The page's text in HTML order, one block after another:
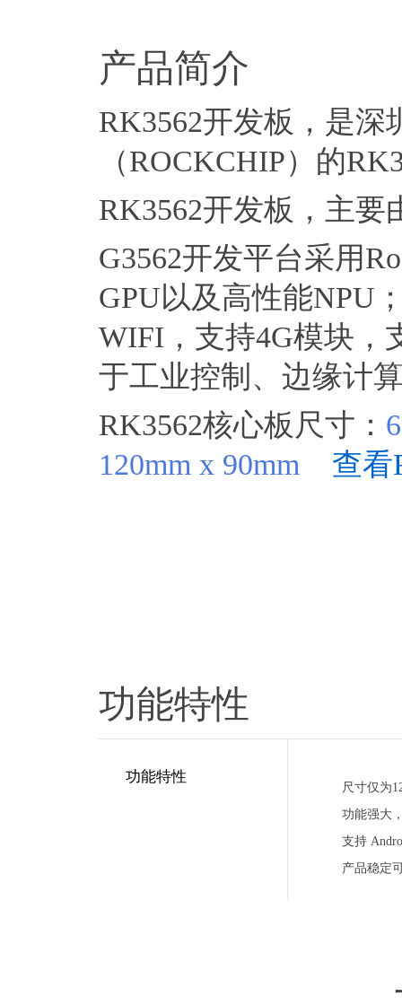
产品简介
RK3562开发板，是
（ROCKCHIP）的
RK3562开发板，主要
G3562开发平台采用
GPU以及高性能NPU
WIFI，支持4G模块，
于工业控制、边缘计
RK3562核心板尺寸：
120mm x 90mm
查看
功能特性
功能特性
尺寸仅为
功能强大
支持
产品稳定